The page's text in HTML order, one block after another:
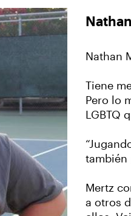
Nathan
Tiene
Pero lo
LGBTQ
también
Mertz
a otros